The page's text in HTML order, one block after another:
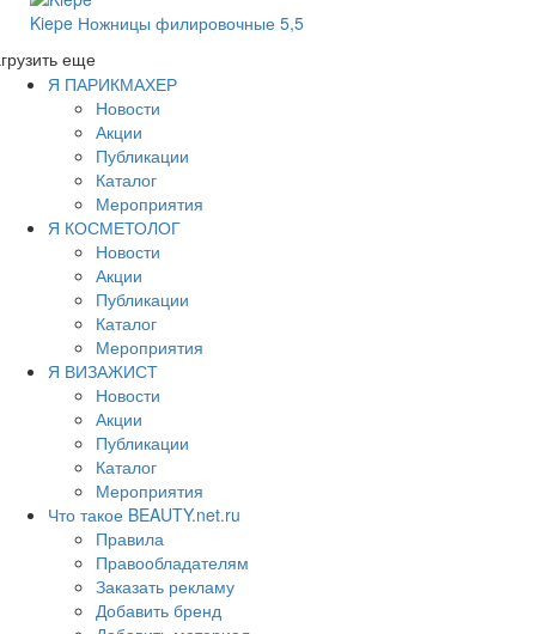
Kiepe Ножницы филировочные 5,5
еще
Я ПАРИКМАХЕР
Новости
Акции
Публикации
Каталог
Мероприятия
Я КОСМЕТОЛОГ
Новости
Акции
Публикации
Каталог
Мероприятия
Я ВИЗАЖИСТ
Новости
Акции
Публикации
Каталог
Мероприятия
Что такое BEAUTY.net.ru
Правила
Правообладателям
Заказать рекламу
Добавить бренд